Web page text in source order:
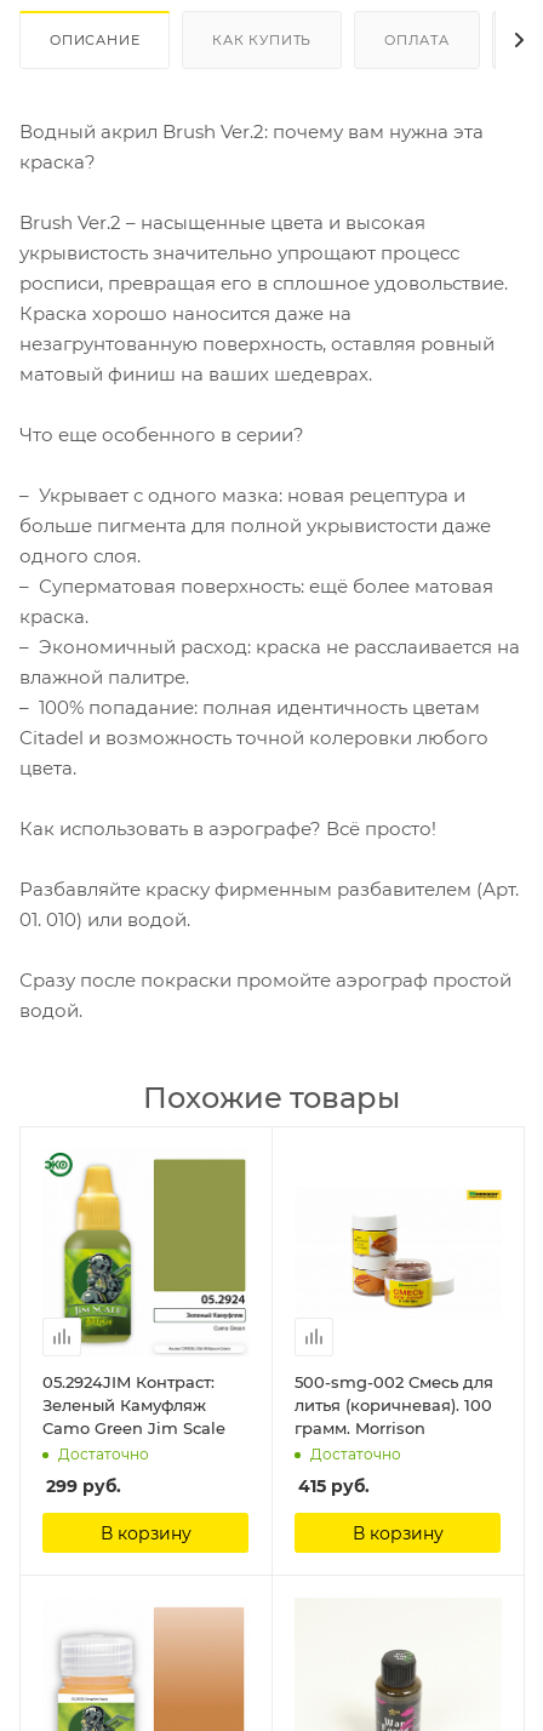
ОПИСАНИЕ КАК КУПИТЬ ОПЛАТА
Водный акрил Brush Ver.2: почему вам нужна эта
краска?
Brush Ver.2 – насыщенные цвета и высокая
укрывистость значительно упрощают процесс
росписи, превращая его в сплошное удовольствие.
Краска хорошо наносится даже на
незагрунтованную поверхность, оставляя ровный
матовый финиш на ваших шедеврах.
Что еще особенного в серии?
– Укрывает с одного мазка: новая рецептура и
больше пигмента для полной укрывистости даже
одного слоя.
– Суперматовая поверхность: ещё более матовая
краска.
– Экономичный расход: краска не расслаивается на
влажной палитре.
– 100% попадание: полная идентичность цветам
Citadel и возможность точной колеровки любого
цвета.
Как использовать в аэрографе? Всё просто!
Разбавляйте краску фирменным разбавителем (Арт.
01. 010) или водой.
Сразу после покраски промойте аэрограф простой
водой.
Похожие товары
05.2924JIM Контраст:
Зеленый Камуфляж
Camo Green Jim Scale
Достаточно
299 руб.
В корзину
500-smg-002 Смесь для
литья (коричневая). 100
грамм. Morrison
Достаточно
415 руб.
В корзину